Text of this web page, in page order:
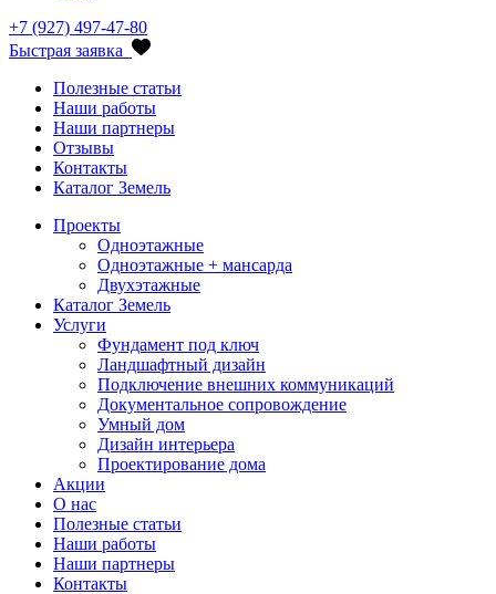
+7 (927) 497-47-80
Быстрая заявка
Полезные статьи
Наши работы
Наши партнеры
Отзывы
Контакты
Каталог Земель
Проекты
Одноэтажные
Одноэтажные + мансарда
Двухэтажные
Каталог Земель
Услуги
Фундамент под ключ
Ландшафтный дизайн
Подключение внешних коммуникаций
Документальное сопровождение
Умный дом
Дизайн интерьера
Проектирование дома
Акции
О нас
Полезные статьи
Наши работы
Наши партнеры
Контакты